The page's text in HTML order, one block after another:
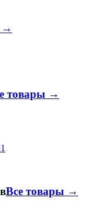
→
товары →
1
Все товары →